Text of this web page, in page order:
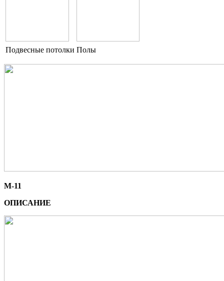
Подвесные потолки Полы
М-11
ОПИСАНИЕ